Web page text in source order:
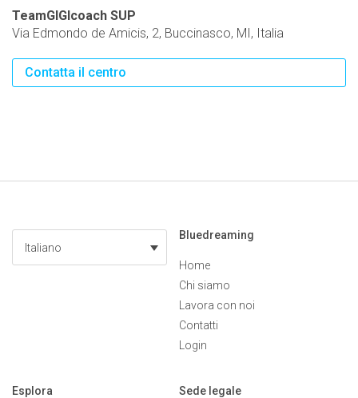
TeamGIGIcoach SUP
Via Edmondo de Amicis, 2, Buccinasco, MI, Italia
Contatta il centro
Italiano
Bluedreaming
Home
Chi siamo
Lavora con noi
Contatti
Login
Esplora Sede legale